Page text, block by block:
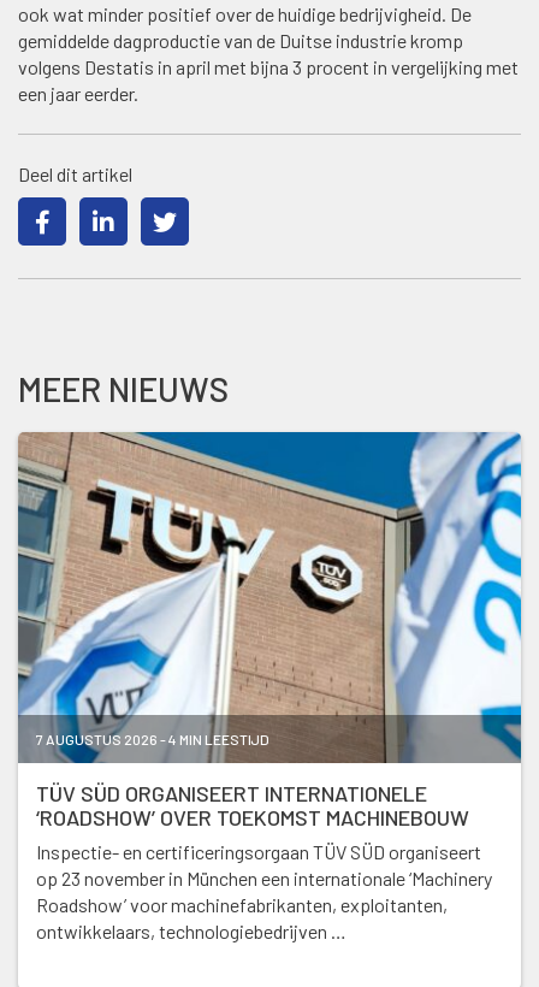
ook wat minder positief over de huidige bedrijvigheid. De
gemiddelde dagproductie van de Duitse industrie kromp
volgens Destatis in april met bijna 3 procent in vergelijking met
een jaar eerder.
Deel dit artikel
MEER NIEUWS
7 AUGUSTUS 2026 - 4 MIN LEESTIJD
TÜV SÜD ORGANISEERT INTERNATIONELE
‘ROADSHOW’ OVER TOEKOMST MACHINEBOUW
Inspectie- en certificeringsorgaan TÜV SÜD organiseert
op 23 november in München een internationale ‘Machinery
Roadshow’ voor machinefabrikanten, exploitanten,
ontwikkelaars, technologiebedrijven …